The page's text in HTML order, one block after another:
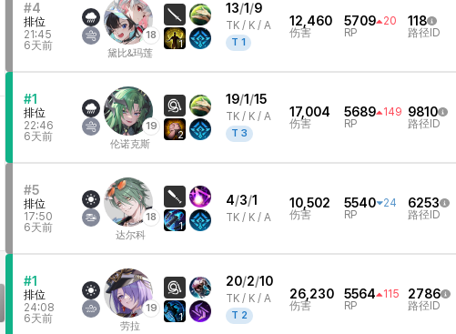
#4
排位
21:45
6天前
18
黛比&玛莲
1
13/1 /9
TK / K / A
T 1
12,460
伤害
5709
20
RP
118
路径ID
#1
排位
22:46
6天前
19
伦诺克斯
2
19/1 /15
TK / K / A
T 3
17,004
伤害
5689
149
RP
9810
路径ID
#5
排位
17:50
6天前
18
达尔科
1
4/3/1
TK / K / A
10,502
伤害
5540
24
RP
6253
路径ID
#1
排位
24:08
6天前
19
劳拉
1
20/2/10
TK / K / A
T 2
26,230
伤害
5564
115
RP
2786
路径ID